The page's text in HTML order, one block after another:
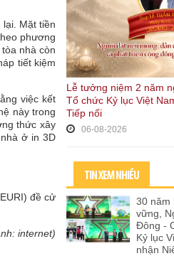
Mặt tiền
phương
nhà còn
tiết kiệm
việc kết
này trong
thức xây
ở in 3D
đề cử
internet)
Lễ tưởng niệm 2 năm
Tổ chức Kỷ lục Việt
Tiếp nối
06-08-2026
TIN XEM NHIỀU
30 năm
vững,
Đông -
Kỷ lục
nhận